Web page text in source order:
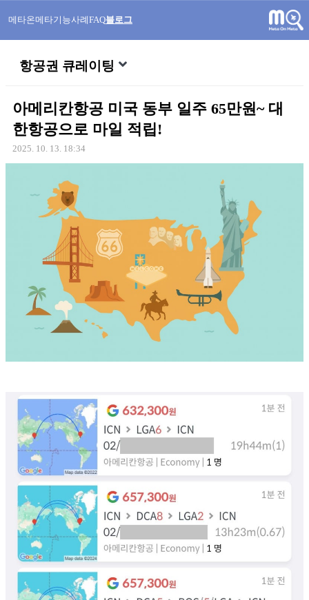
메타온메타기능사례FAQ블로그
항공권 큐레이팅
아메리칸항공 미국 동부 일주 65만원~ 대
한항공으로 마일 적립!
2025. 10. 13. 18:34